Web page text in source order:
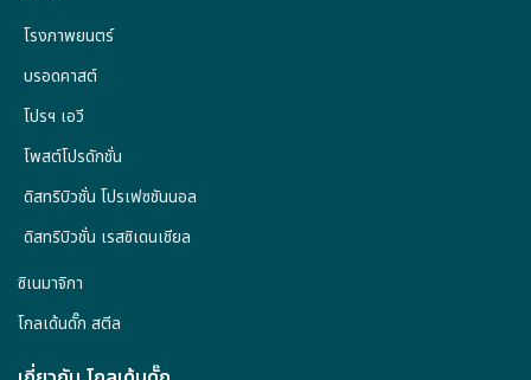
ดิสทริบิวชั่น เรสซิเดนเชียล
ดิสทริบิวชั่น โปรเฟซชันนอล
โพสต์โปรดักชั่น
โปรฯ เอวี
บรอดคาสต์
โรงภาพยนตร์
ซิเนมาจิกา
โกลเด้นดั๊ก สตีล